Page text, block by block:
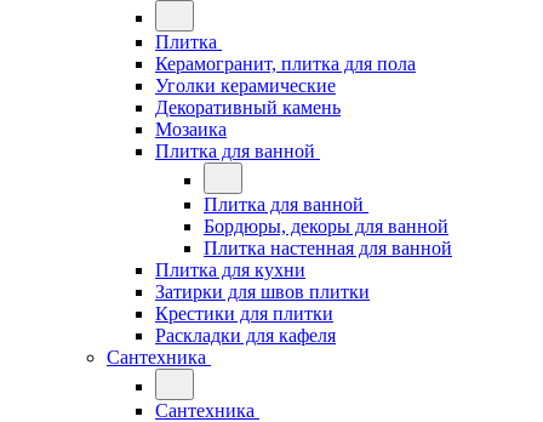
Плитка
Керамогранит, плитка для пола
Уголки керамические
Декоративный камень
Мозаика
Плитка для ванной
Плитка для ванной
Бордюры, декоры для ванной
Плитка настенная для ванной
Плитка для кухни
Затирки для швов плитки
Крестики для плитки
Раскладки для кафеля
Сантехника
Сантехника